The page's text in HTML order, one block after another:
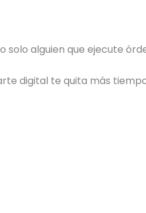
solo alguien que ejecute
digital te quita más